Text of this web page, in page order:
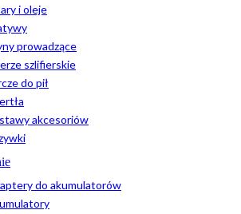
i oleje
prowadzące
szlifierskie
do pił
akcesoriów
do akumulatorów